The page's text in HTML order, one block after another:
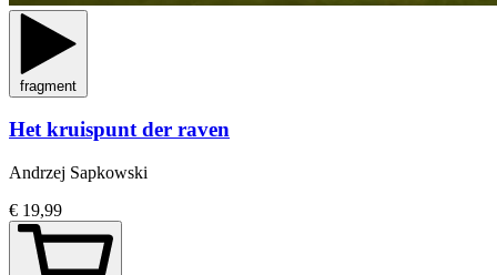
fragment
Het kruispunt der raven
Andrzej Sapkowski
€ 19,99